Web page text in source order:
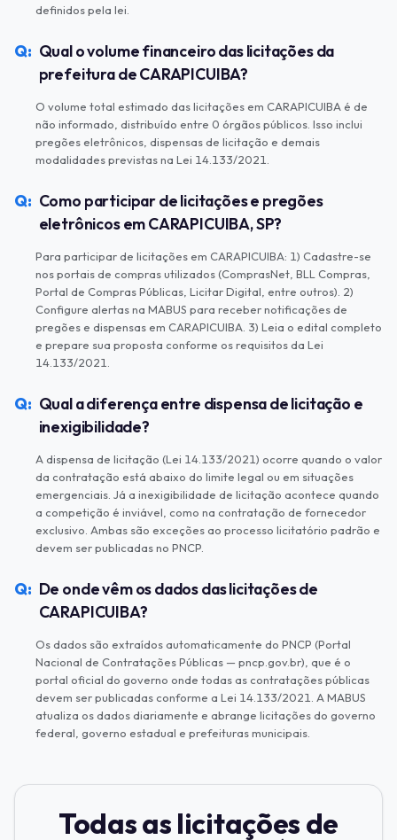
definidos pela lei.
Qual o volume financeiro das licitações da
prefeitura de CARAPICUIBA?
O volume total estimado das licitações em CARAPICUIBA é de
não informado, distribuído entre 0 órgãos públicos. Isso inclui
pregões eletrônicos, dispensas de licitação e demais
modalidades previstas na Lei 14.133/2021.
Como participar de licitações e pregões
eletrônicos em CARAPICUIBA, SP?
Para participar de licitações em CARAPICUIBA: 1) Cadastre-se
nos portais de compras utilizados (ComprasNet, BLL Compras,
Portal de Compras Públicas, Licitar Digital, entre outros). 2)
Configure alertas na MABUS para receber notificações de
pregões e dispensas em CARAPICUIBA. 3) Leia o edital completo
e prepare sua proposta conforme os requisitos da Lei
14.133/2021.
Qual a diferença entre dispensa de licitação e
inexigibilidade?
A dispensa de licitação (Lei 14.133/2021) ocorre quando o valor
da contratação está abaixo do limite legal ou em situações
emergenciais. Já a inexigibilidade de licitação acontece quando
a competição é inviável, como na contratação de fornecedor
exclusivo. Ambas são exceções ao processo licitatório padrão e
devem ser publicadas no PNCP.
De onde vêm os dados das licitações de
CARAPICUIBA?
Os dados são extraídos automaticamente do PNCP (Portal
Nacional de Contratações Públicas — pncp.gov.br), que é o
portal oficial do governo onde todas as contratações públicas
devem ser publicadas conforme a Lei 14.133/2021. A MABUS
atualiza os dados diariamente e abrange licitações do governo
federal, governo estadual e prefeituras municipais.
Todas as licitações de